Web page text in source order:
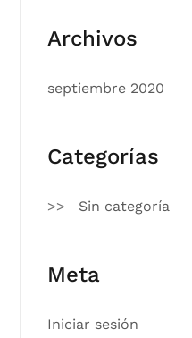
Archivos
septiembre 2020
Categorías
Sin categoría
Meta
Iniciar sesión